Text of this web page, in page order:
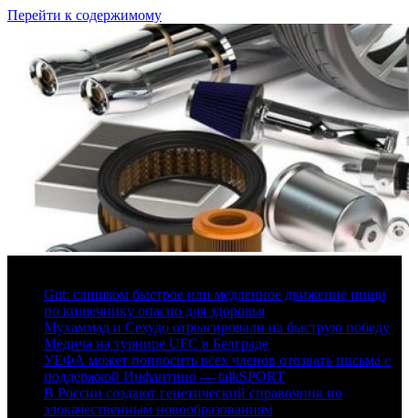
Перейти к содержимому
Gut: слишком быстрое или медленное движение пищи
по кишечнику опасно для здоровья
Мухаммад и Сехудо отреагировали на быструю победу
Медича на турнире UFC в Белграде
УЕФА может попросить всех членов отозвать письма с
поддержкой Инфантино — talkSPORT
В России создают генетический справочник по
злокачественным новообразованиям